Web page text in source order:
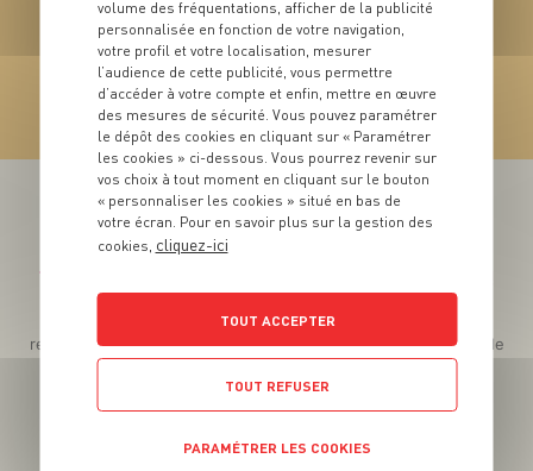
VIN
Bourgogne Hautes
Côtes de Nuits AOC
VOIR LE PRODUIT
Téléchargez l’App pour profiter d’offres exclusives !
Des promos exclusives, des récompenses généreuses, des
recettes gourmandes, des jeux inédits... le tout dans une seule
volume des fréquentations, afficher de la publicité
personnalisée en fonction de votre navigation,
votre profil et votre localisation, mesurer
l’audience de cette publicité, vous permettre
d’accéder à votre compte et enfin, mettre en œuvre
des mesures de sécurité. Vous pouvez paramétrer
le dépôt des cookies en cliquant sur « Paramétrer
les cookies » ci-dessous. Vous pourrez revenir sur
vos choix à tout moment en cliquant sur le bouton
« personnaliser les cookies » situé en bas de
votre écran. Pour en savoir plus sur la gestion des
cookies, cliquez-ici
TOUT ACCEPTER
TOUT REFUSER
PARAMÉTRER LES COOKIES